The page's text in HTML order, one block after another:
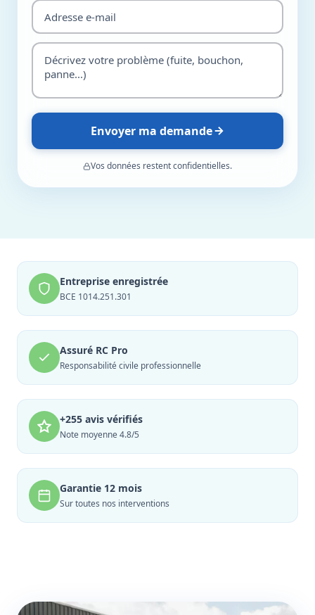
Envoyer ma demande
Vos données restent confidentielles.
Entreprise enregistrée
BCE 1014.251.301
Assuré RC Pro
Responsabilité civile professionnelle
+255 avis vérifiés
Note moyenne 4.8/5
Garantie 12 mois
Sur toutes nos interventions